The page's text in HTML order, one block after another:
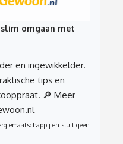
slim omgaan met
en ingewikkelder.
tips en
🔎 Meer
en sluit geen